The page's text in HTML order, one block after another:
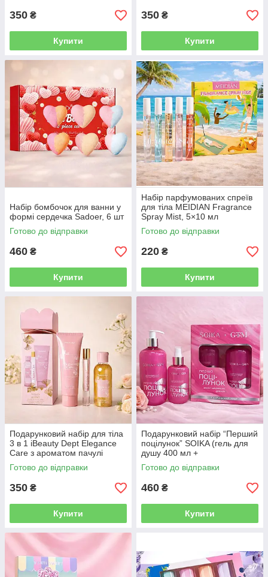
350 ₴
Купити
350 ₴
Купити
Набір бомбочок для ванни у
формі сердечка Sadoer, 6 шт
Готово до відправки
460 ₴
Купити
Набір парфумованих спреїв
для тіла MEIDIAN Fragrance
Spray Mist, 5×10 мл
Готово до відправки
220 ₴
Купити
Подарунковий набір для тіла
3 в 1 iBeauty Dept Elegance
Care з ароматом пачулі
Готово до відправки
350 ₴
Купити
Подарунковий набір “Перший
поцілунок” SOIKA (гель для
душу 400 мл +
парфумований спрей з
шиммером 200 мл)
Готово до відправки
460 ₴
Купити